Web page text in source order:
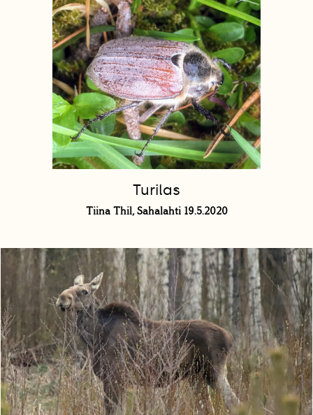
Turilas
Tiina Thil, Sahalahti 19.5.2020